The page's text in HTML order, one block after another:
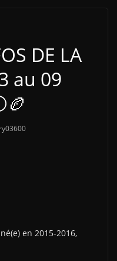
DE LA
au 09
en 2015-2016,